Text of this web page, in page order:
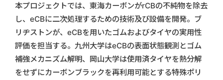
本プロジェクトでは、東海カーボンがrCBの不純物を除去
し、eCBに二次処理するための技術及び設備を開発。ブ
リヂストンが、eCBを用いたゴムおよびタイヤの実用性
評価を担当する。九州大学はeCBの表面状態観測とゴム
補強メカニズム解明、岡山大学は使用済タイヤを熱分解
をせずにカーボンブラックを再利用可能とする特殊ポリ